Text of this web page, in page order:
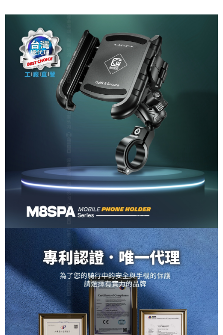
每筆NT$60，滿NT$699(含以上)免運費
每筆NT$60，滿NT$699(含以上)免運費
離島宅配
每筆NT$200